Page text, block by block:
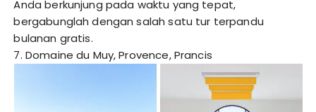
Anda berkunjung pada waktu yang tepat,
bergabunglah dengan salah satu tur terpandu
bulanan gratis.
7. Domaine du Muy, Provence, Prancis